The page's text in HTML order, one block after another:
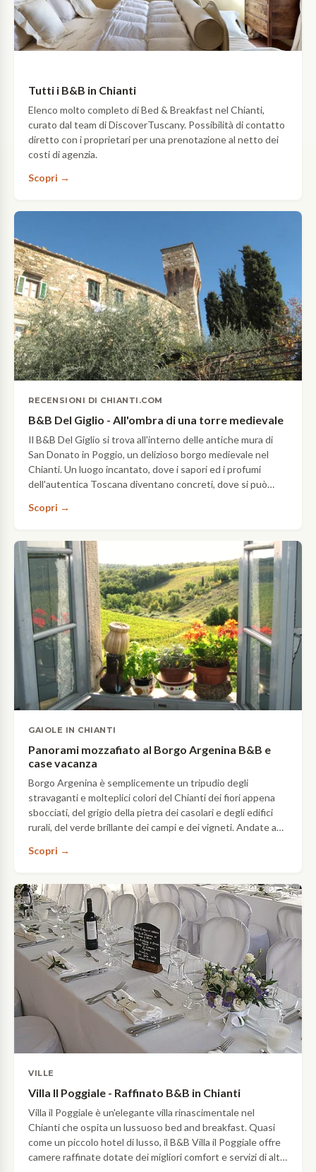
Tutti i B&B in Chianti
Elenco molto completo di Bed & Breakfast nel Chianti,
curato dal team di DiscoverTuscany. Possibilità di contatto
diretto con i proprietari per una prenotazione al netto dei
costi di agenzia.
Scopri →
RECENSIONI DI CHIANTI.COM
B&B Del Giglio - All'ombra di una torre medievale
Il B&B Del Giglio si trova all'interno delle antiche mura di
San Donato in Poggio, un delizioso borgo medievale nel
Chianti. Un luogo incantato, dove i sapori ed i profumi
dell'autentica Toscana diventano concreti, dove si può
Scopri →
GAIOLE IN CHIANTI
Panorami mozzafiato al Borgo Argenina B&B e
case vacanza
Borgo Argenina è semplicemente un tripudio degli
stravaganti e molteplici colori del Chianti dei fiori appena
sbocciati, del grigio della pietra dei casolari e degli edifici
rurali, del verde brillante dei campi e dei vigneti. Andate a
Scopri →
VILLE
Villa Il Poggiale - Raffinato B&B in Chianti
Villa il Poggiale è un'elegante villa rinascimentale nel
Chianti che ospita un lussuoso bed and breakfast. Quasi
come un piccolo hotel di lusso, il B&B Villa il Poggiale offre
camere raffinate dotate dei migliori comfort e servizi di alta